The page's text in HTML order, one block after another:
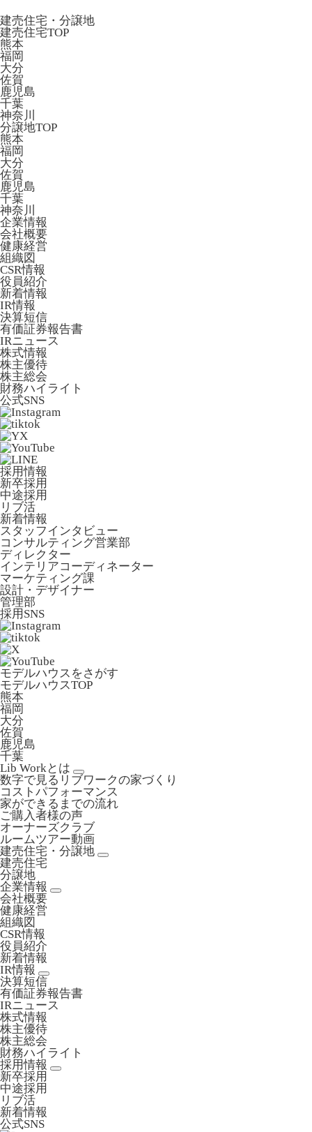
建売住宅・分譲地
建売住宅TOP
熊本
福岡
大分
佐賀
鹿児島
千葉
神奈川
分譲地TOP
熊本
福岡
大分
佐賀
鹿児島
千葉
神奈川
企業情報
会社概要
健康経営
組織図
CSR情報
役員紹介
新着情報
IR情報
決算短信
有価証券報告書
IRニュース
株式情報
株主優待
株主総会
財務ハイライト
公式SNS
採用情報
新卒採用
中途採用
リブ活
新着情報
スタッフインタビュー
コンサルティング営業部
ディレクター
インテリアコーディネーター
マーケティング課
設計・デザイナー
管理部
採用SNS
モデルハウスをさがす
モデルハウスTOP
熊本
福岡
大分
佐賀
鹿児島
千葉
Lib Workとは
数字で見るリブワークの家づくり
コストパフォーマンス
家ができるまでの流れ
ご購入者様の声
オーナーズクラブ
ルームツアー動画
建売住宅・分譲地
建売住宅
分譲地
企業情報
会社概要
健康経営
組織図
CSR情報
役員紹介
新着情報
IR情報
決算短信
有価証券報告書
IRニュース
株式情報
株主優待
株主総会
財務ハイライト
採用情報
新卒採用
中途採用
リブ活
新着情報
公式SNS